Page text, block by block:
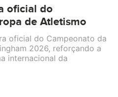
oficial do
de Atletismo
oficial do Campeonato da
2026, reforçando a
internacional da